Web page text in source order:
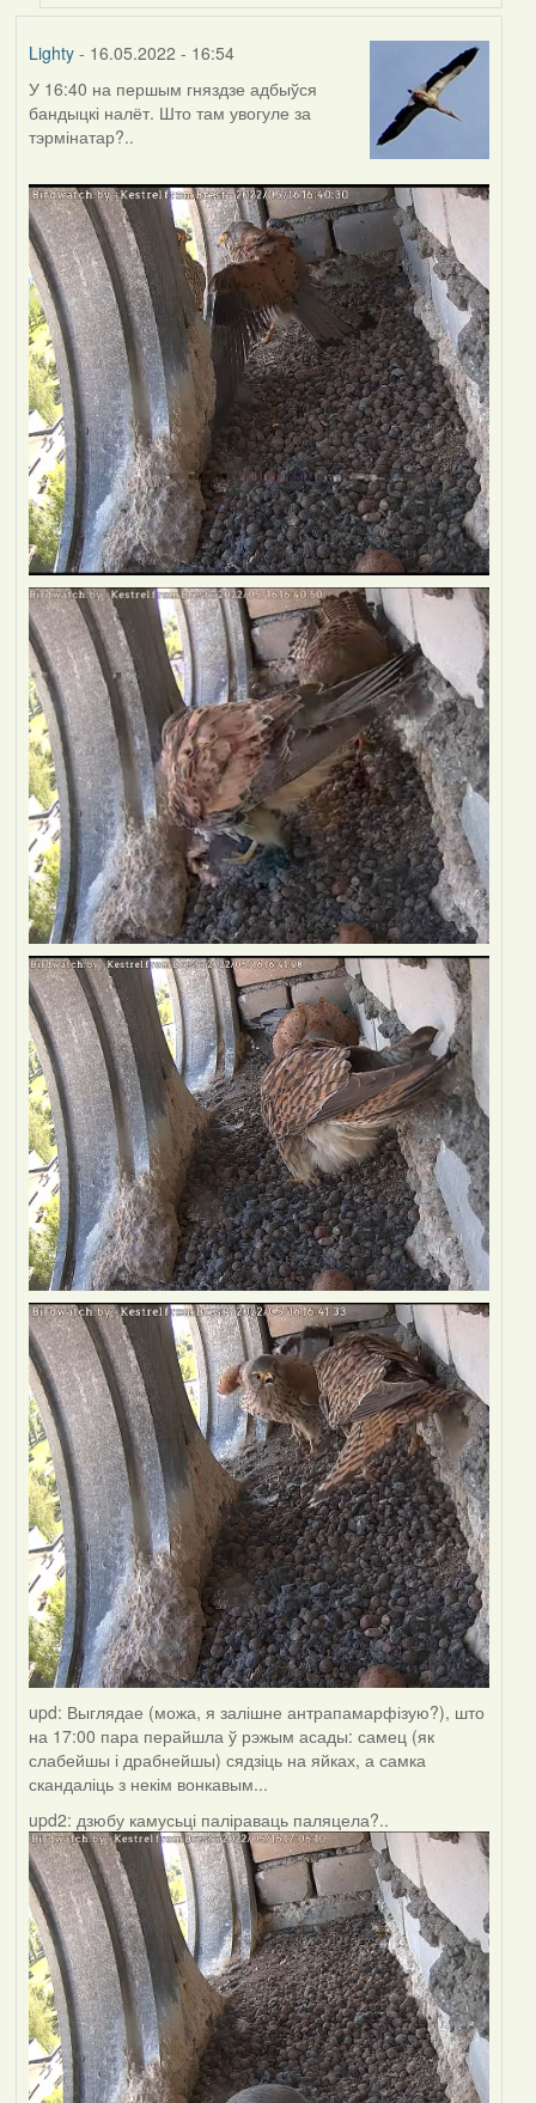
Lighty- 16.05.2022 - 16:54
У 16:40 на першым гняздзе адбыўся
бандыцкі налёт. Што там увогуле за
тэрмінатар?..
upd: Выглядае (можа, я залішне антрапамарфізую?), што
на 17:00 пара перайшла ў рэжым асады: самец (як
слабейшы і драбнейшы) сядзіць на яйках, а самка
скандаліць з некім вонкавым...
upd2: дзюбу камусьці паліраваць паляцела?..